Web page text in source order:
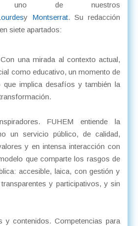
de nuestros
y Montserrat. Su redacción
siete apartados:
una mirada al contexto actual,
como educativo, un momento de
que implica desafíos y también la
FUHEM entiende la
un servicio público, de calidad,
y en intensa interacción con
que comparte los rasgos de
accesible, laica, con gestión y
y participativos, y sin
y contenidos. Competencias para